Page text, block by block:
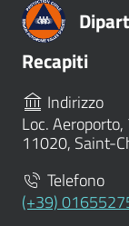
Recapiti
Indirizzo
Loc.
11020, Saint-
Telefono
(+39)